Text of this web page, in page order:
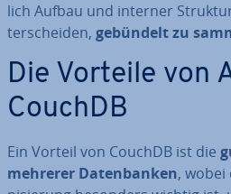
lich Aufbau und interner
ter­schei­den, gebündelt zu
Die Vorteile von
CouchDB
Ein Vorteil von CouchDB ist die
mehrerer Da­ten­ban­ken,